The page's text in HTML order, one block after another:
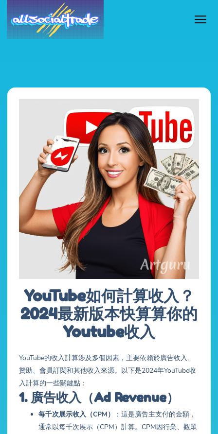
YouTube如何計算收入？
2024最新版本快算算你的
Youtube收入
YouTube的收入計算涉及多個因素，主要依賴於廣告收入、
贊助、會員訂閱和其他收入來源。以下是2024年YouTube收
入計算的一些關鍵點：
1. 廣告收入（Ad Revenue）
每千次展示收入（CPM）
：這是廣告主支付的金額，
通常以每千次展示（CPM）計算。CPM因行業、觀眾